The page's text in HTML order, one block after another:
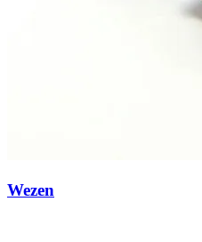
Wezen